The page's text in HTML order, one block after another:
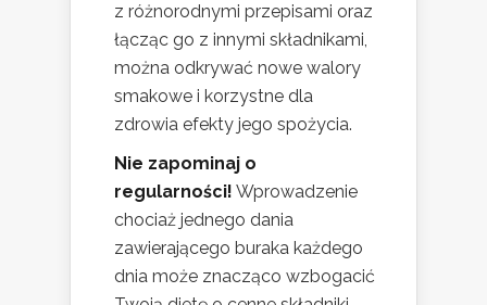
z różnorodnymi przepisami oraz
łącząc go z innymi składnikami,
można odkrywać nowe walory
smakowe i korzystne dla
zdrowia efekty jego spożycia.
Nie zapominaj o
regularności! Wprowadzenie
chociaż jednego dania
zawierającego buraka każdego
dnia może znacząco wzbogacić